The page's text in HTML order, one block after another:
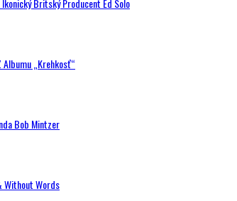
Britský Producent Ed Solo
Albumu „Krehkosť“
Bob Mintzer
Without Words